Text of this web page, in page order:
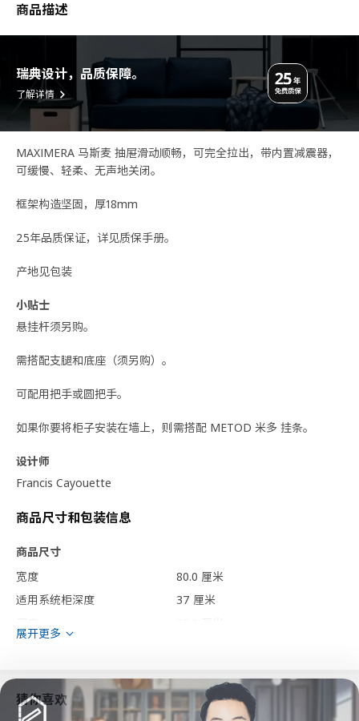
商品描述
瑞典设计，品质保障。
了解详情
MAXIMERA 马斯麦 抽屉滑动顺畅，可完全拉出，带内置减震器，
可缓慢、轻柔、无声地关闭。
框架构造坚固，厚18mm
25年品质保证，详见质保手册。
产地见包装
小贴士
悬挂杆须另购。
需搭配支腿和底座（须另购）。
可配用把手或圆把手。
如果你要将柜子安装在墙上，则需搭配 METOD 米多 挂条。
设计师
Francis Cayouette
商品尺寸和包装信息
商品尺寸
宽度
80.0 厘米
适用系统柜深度
37 厘米
包装信息
此商品包含5个包装
展开更多
猜你喜欢